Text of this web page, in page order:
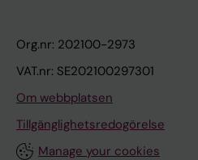
Org.nr: 202100-2973
VAT.nr: SE202100297301
Om webbplatsen
Tillgänglighetsredogörelse
Manage your cookies